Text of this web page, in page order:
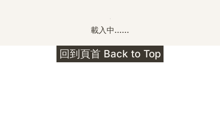
載入中......
回到頁首 Back to Top